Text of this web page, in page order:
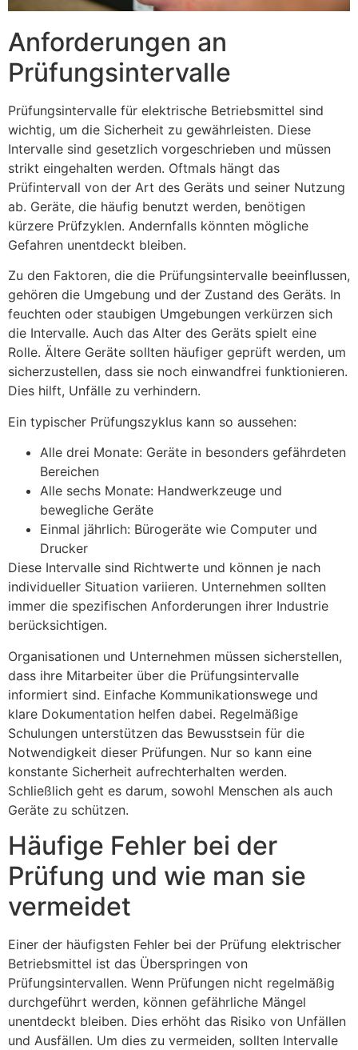
Anforderungen an
Prüfungsintervalle
Prüfungsintervalle für elektrische Betriebsmittel sind
wichtig, um die Sicherheit zu gewährleisten. Diese
Intervalle sind gesetzlich vorgeschrieben und müssen
strikt eingehalten werden. Oftmals hängt das
Prüfintervall von der Art des Geräts und seiner Nutzung
ab. Geräte, die häufig benutzt werden, benötigen
kürzere Prüfzyklen. Andernfalls könnten mögliche
Gefahren unentdeckt bleiben.
Zu den Faktoren, die die Prüfungsintervalle beeinflussen,
gehören die Umgebung und der Zustand des Geräts. In
feuchten oder staubigen Umgebungen verkürzen sich
die Intervalle. Auch das Alter des Geräts spielt eine
Rolle. Ältere Geräte sollten häufiger geprüft werden, um
sicherzustellen, dass sie noch einwandfrei funktionieren.
Dies hilft, Unfälle zu verhindern.
Ein typischer Prüfungszyklus kann so aussehen:
Alle drei Monate: Geräte in besonders gefährdeten
Bereichen
Alle sechs Monate: Handwerkzeuge und
bewegliche Geräte
Einmal jährlich: Bürogeräte wie Computer und
Drucker
Diese Intervalle sind Richtwerte und können je nach
individueller Situation variieren. Unternehmen sollten
immer die spezifischen Anforderungen ihrer Industrie
berücksichtigen.
Organisationen und Unternehmen müssen sicherstellen,
dass ihre Mitarbeiter über die Prüfungsintervalle
informiert sind. Einfache Kommunikationswege und
klare Dokumentation helfen dabei. Regelmäßige
Schulungen unterstützen das Bewusstsein für die
Notwendigkeit dieser Prüfungen. Nur so kann eine
konstante Sicherheit aufrechterhalten werden.
Schließlich geht es darum, sowohl Menschen als auch
Geräte zu schützen.
Häufige Fehler bei der
Prüfung und wie man sie
vermeidet
Einer der häufigsten Fehler bei der Prüfung elektrischer
Betriebsmittel ist das Überspringen von
Prüfungsintervallen. Wenn Prüfungen nicht regelmäßig
durchgeführt werden, können gefährliche Mängel
unentdeckt bleiben. Dies erhöht das Risiko von Unfällen
und Ausfällen. Um dies zu vermeiden, sollten Intervalle